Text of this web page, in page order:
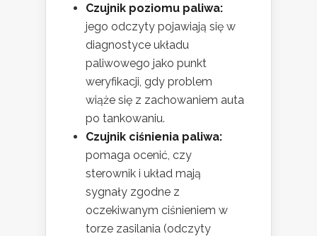
Czujnik poziomu paliwa:
jego odczyty pojawiają się w
diagnostyce układu
paliwowego jako punkt
weryfikacji, gdy problem
wiąże się z zachowaniem auta
po tankowaniu.
Czujnik ciśnienia paliwa:
pomaga ocenić, czy
sterownik i układ mają
sygnały zgodne z
oczekiwanym ciśnieniem w
torze zasilania (odczyty